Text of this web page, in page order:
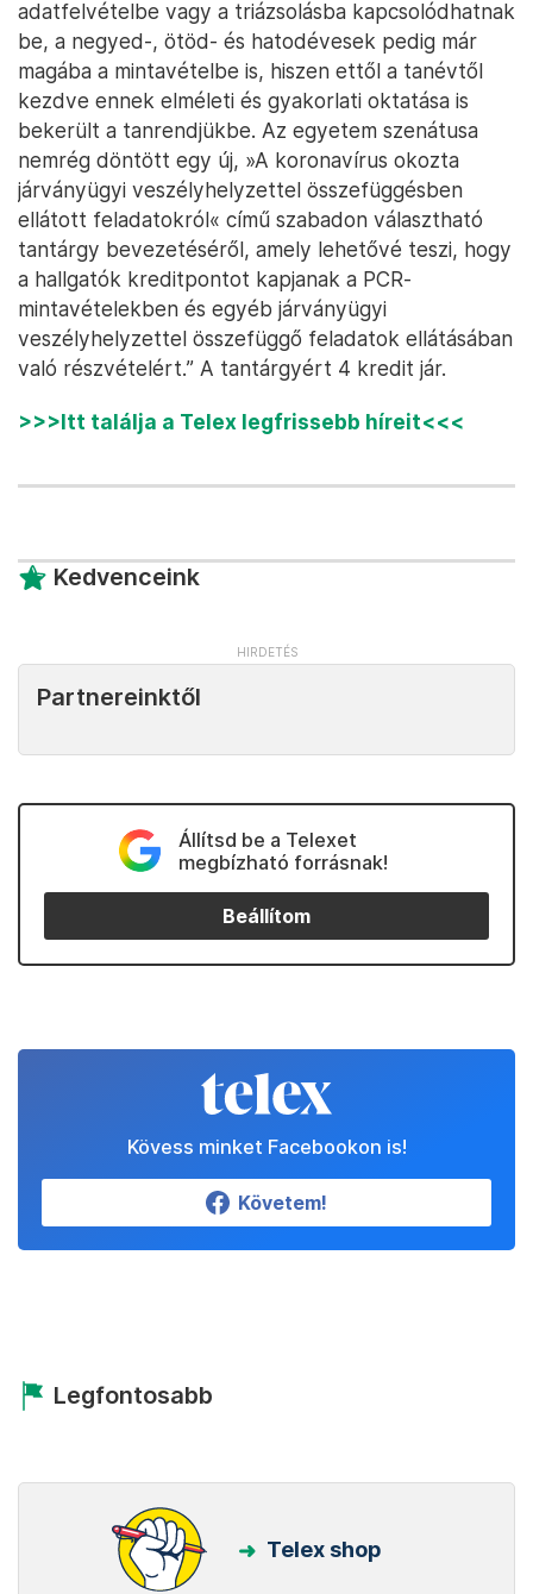
adatfelvételbe vagy a triázsolásba kapcsolódhatnak
be, a negyed-, ötöd- és hatodévesek pedig már
magába a mintavételbe is, hiszen ettől a tanévtől
kezdve ennek elméleti és gyakorlati oktatása is
bekerült a tanrendjükbe. Az egyetem szenátusa
nemrég döntött egy új, »A koronavírus okozta
járványügyi veszélyhelyzettel összefüggésben
ellátott feladatokról« című szabadon választható
tantárgy bevezetéséről, amely lehetővé teszi, hogy
a hallgatók kreditpontot kapjanak a PCR-
mintavételekben és egyéb járványügyi
veszélyhelyzettel összefüggő feladatok ellátásában
való részvételért.” A tantárgyért 4 kredit jár.
>>>Itt találja a Telex legfrissebb híreit<<<
Kedvenceink
Partnereinktől
Állítsd be a Telexet
megbízható forrásnak!
Beállítom
Kövess minket Facebookon is!
Követem!
Legfontosabb
Telex shop